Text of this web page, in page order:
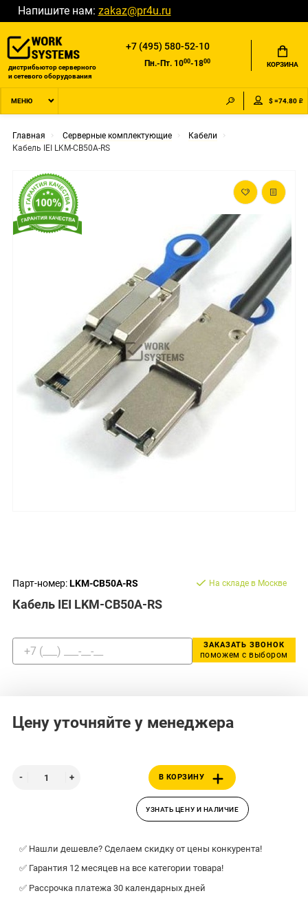
Напишите нам: zakaz@pr4u.ru
дистрибьютор серверного
и сетевого оборудования
+7 (495) 580-52-10
Пн.-Пт. 1000-1800 КОРЗИНА
МЕНЮ $ =74.80 ₽
Главная Серверные комплектующие
Кабели
Кабель IEI LKM-CB50A-RS
Парт-номер:LKM-CB50A-RS
Кабель IEI LKM-CB50A-RS
На складе в Москве
ЗАКАЗАТЬ ЗВОНОК
поможем с выбором
Цену уточняйте у менеджера
В КОРЗИНУ
УЗНАТЬ ЦЕНУ И НАЛИЧИЕ
✅ Нашли дешевле? Сделаем скидку от цены конкурента!
✅ Гарантия 12 месяцев на все категории товара!
✅ Рассрочка платежа 30 календарных дней